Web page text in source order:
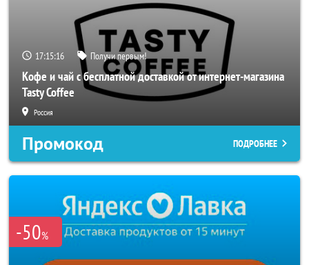
17:15:14 Получи первым!
Кофе и чай с бесплатной доставкой от интернет-магазина
Tasty Coffee
Россия
Промокод ПОДРОБНЕЕ
-50%